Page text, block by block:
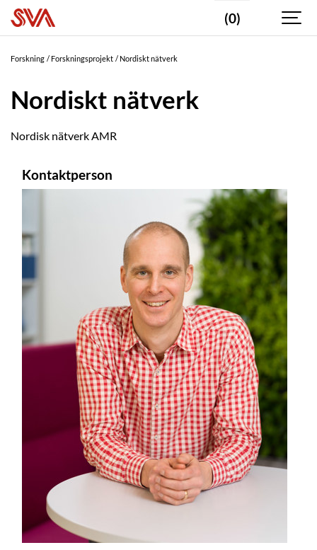
(0)
Forskning Forskningsprojekt Nordiskt nätverk
Nordiskt nätverk
Nordisk nätverk AMR
Kontaktperson